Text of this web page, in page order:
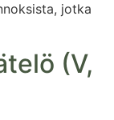
jotka
(V,